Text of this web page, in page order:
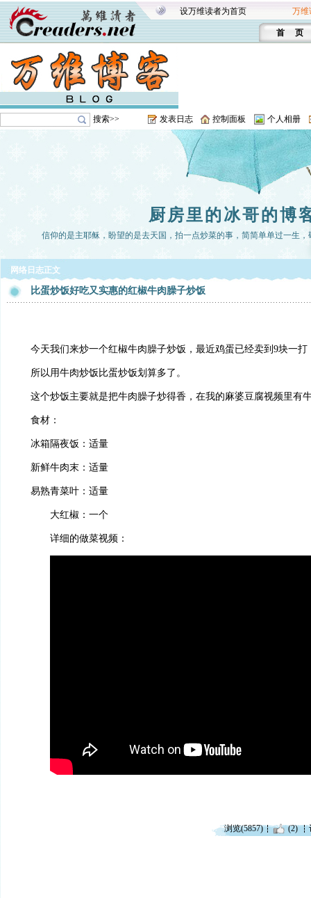
设万维读者为首页 万维
首 页
搜索>> 发表日志 控制面板 个人相册
厨房里的冰哥的博
信仰的是主耶稣，盼望的是去天国，拍一点炒菜的事，简简单单过一生
网络日志正文
比蛋炒饭好吃又实惠的红椒牛肉臊子炒饭
今天我们来炒一个红椒牛肉臊子炒饭，最近鸡蛋已经卖到 9块一打
所以用牛肉炒饭比蛋炒饭划算多了。
这个炒饭主要就是把牛肉臊子炒得香，在我的麻婆豆腐视频里有
食材：
冰箱隔夜饭：适量
新鲜牛肉末：适量
易熟青菜叶：适量
大红椒：一个
详细的做菜视频：
浏览(5857) (2)